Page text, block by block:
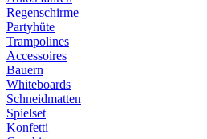
Regenschirme
Partyhüte
Trampolines
Accessoires
Bauern
Whiteboards
Schneidmatten
Spielset
Konfetti